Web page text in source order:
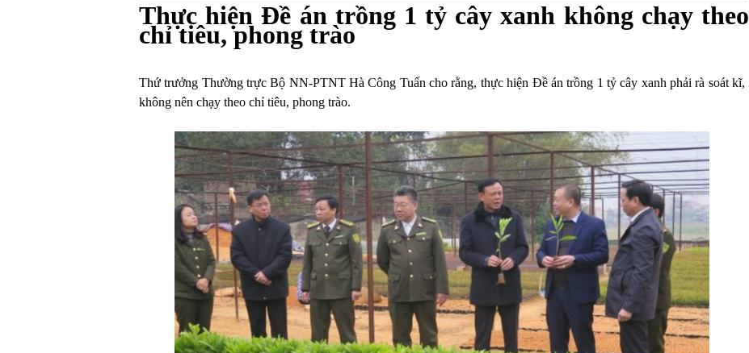
Thực hiện Đề án trồng 1 tỷ cây xanh không chạy theo
chỉ tiêu, phong trào
Thứ trưởng Thường trực Bộ NN-PTNT Hà Công Tuấn cho rằng, thực hiện Đề án trồng 1 tỷ cây xanh phải rà soát kĩ,
không nên chạy theo chỉ tiêu, phong trào.